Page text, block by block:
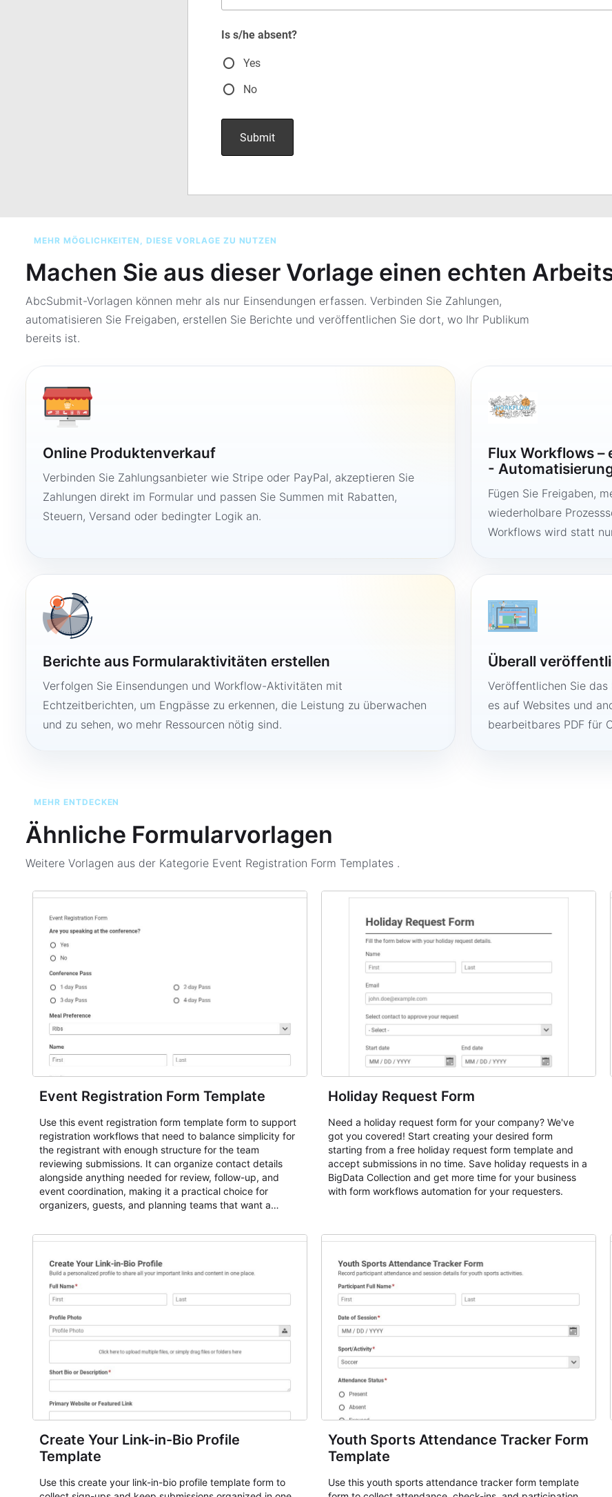
MEHR MÖGLICHKEITEN, DIESE VORLAGE ZU NUTZEN
Machen Sie aus dieser Vorlage einen echten
AbcSubmit-Vorlagen können mehr als nur Einsendungen erfassen. Verbinden Sie Zahlungen,
automatisieren Sie Freigaben, erstellen Sie Berichte und veröffentlichen Sie dort, wo Ihr Publikum
bereits ist.
Online Produktenverkauf
Verbinden Sie Zahlungsanbieter wie Stripe oder PayPal, akzeptieren Sie
Zahlungen direkt im Formular und passen Sie Summen mit Rabatten,
Steuern, Versand oder bedingter Logik an.
Flux Workflows –
-
Fügen Sie Freigaben,
wiederholbare
Workflows wird statt
Berichte aus Formularaktivitäten erstellen
Verfolgen Sie Einsendungen und Workflow-Aktivitäten mit
Echtzeitberichten, um Engpässe zu erkennen, die Leistung zu überwachen
und zu sehen, wo mehr Ressourcen nötig sind.
Überall
Veröffentlichen Sie
es auf Websites und
bearbeitbares PDF für
MEHR ENTDECKEN
Ähnliche Formularvorlagen
Weitere Vorlagen aus der Kategorie Event Registration Form Templates .
Event Registration Form Template
Use this event registration form template form to support
registration workflows that need to balance simplicity for
the registrant with enough structure for the team
reviewing submissions. It can organize contact details
alongside anything needed for review, follow-up, and
event coordination, making it a practical choice for
organizers, guests, and planning teams that want a
and participant management. The form is suitable for
student enrollment, volunteer registration, business event
intake, and membership participation. It helps keep
responses standardized so organizers can evaluate
submissions, manage next steps, and maintain cleaner
registration records over time.
Holiday Request Form
Need a holiday request form for your company? We've
got you covered! Start creating your desired form
starting from a free holiday request form template and
accept submissions in no time. Save holiday requests in a
BigData Collection and get more time for your business
with form workflows automation for your requesters.
Create Your Link-in-Bio Profile
Template
Use this create your link-in-bio profile template form to
Youth Sports Attendance Tracker Form
Template
Use this youth sports attendance tracker form template